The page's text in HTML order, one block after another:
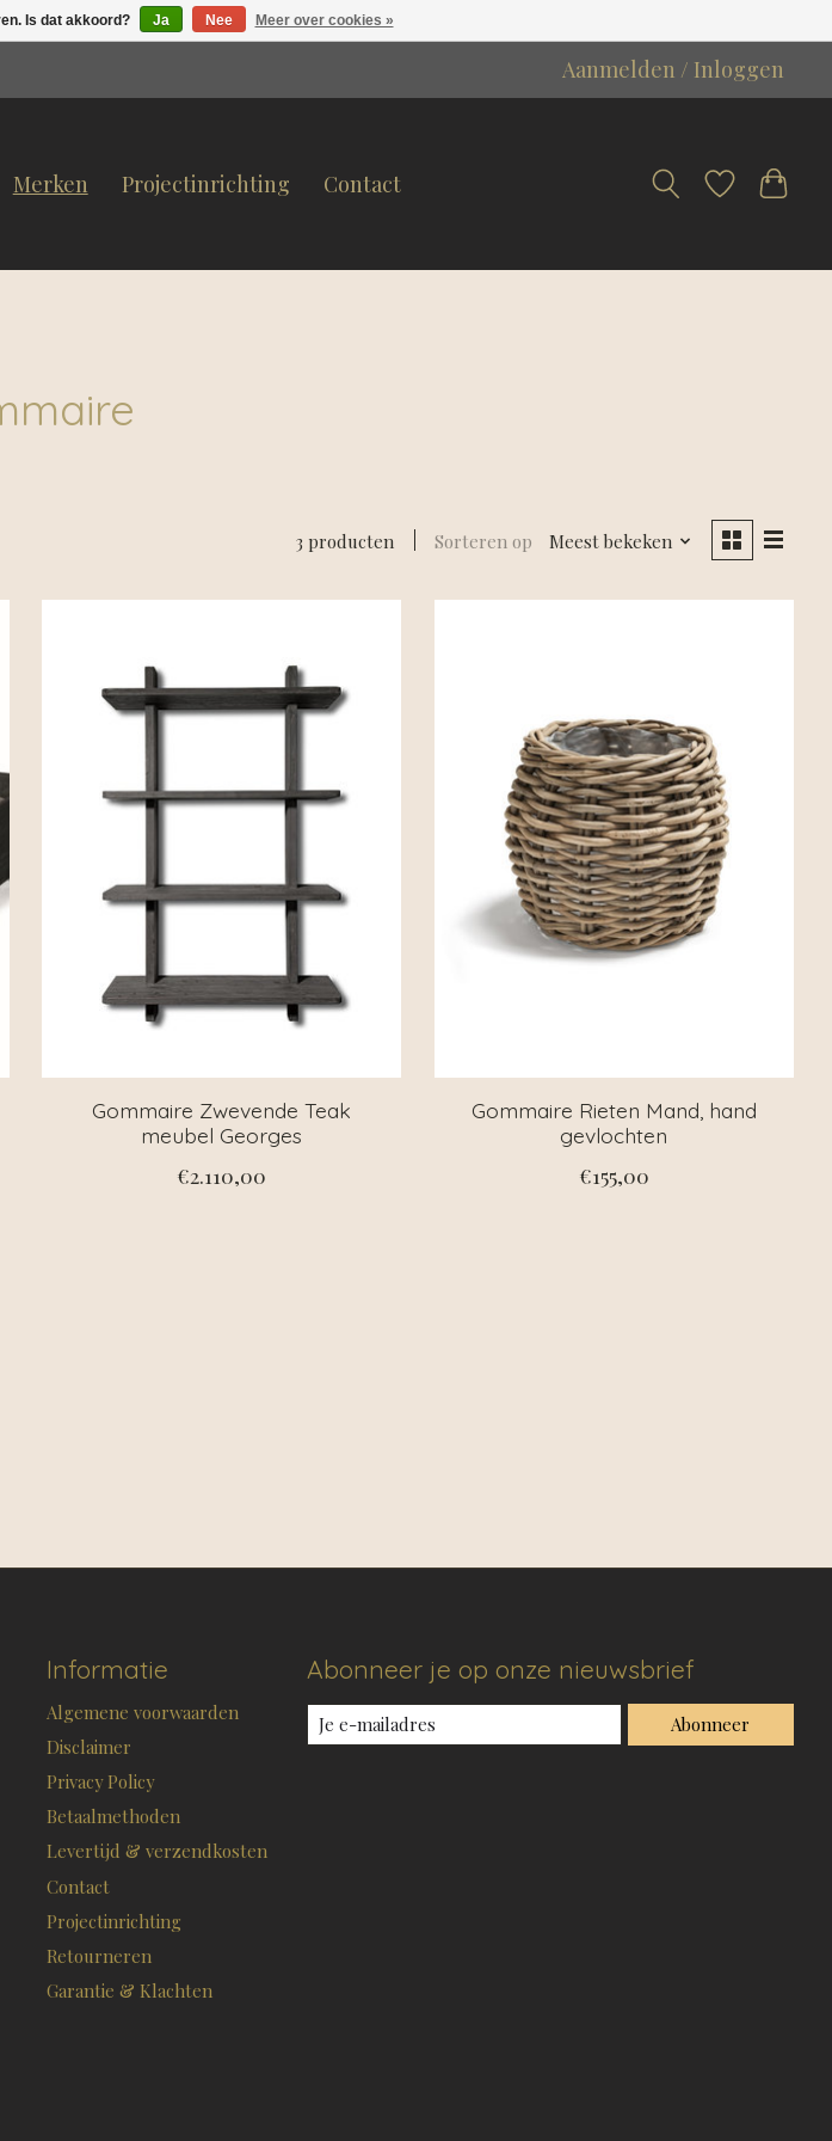
Aanmelden / Inloggen
Merken Projectinrichting Contact
3 producten Sorteren op Meest bekeken
Gommaire Zwevende Teak
meubel Georges
€2.110,00
Gommaire Rieten Mand, hand
gevlochten
€155,00
Informatie
Algemene voorwaarden
Disclaimer
Privacy Policy
Betaalmethoden
Levertijd & verzendkosten
Contact
Projectinrichting
Retourneren
Garantie & Klachten
Abonneer je op onze nieuwsbrief
Abonneer
Is dat akkoord? Ja Nee Meer over cookies »